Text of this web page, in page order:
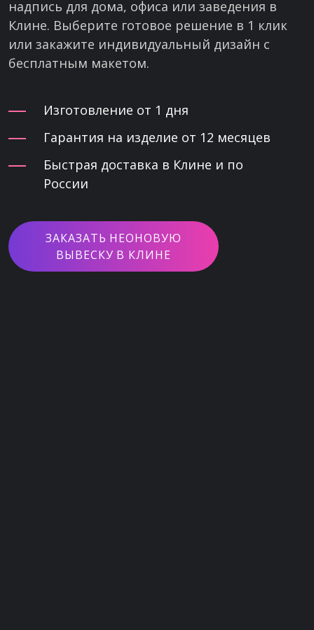
надпись для дома, офиса или заведения в
Клине. Выберите готовое решение в 1 клик
или закажите индивидуальный дизайн с
бесплатным макетом.
Изготовление от 1 дня
Гарантия на изделие от 12 месяцев
Быстрая доставка в Клине и по
России
ЗАКАЗАТЬ НЕОНОВУЮ
ВЫВЕСКУ В КЛИНЕ